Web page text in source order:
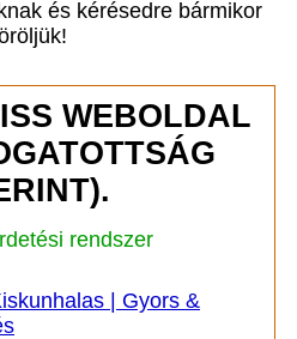
és kérésedre bármikor
WEBOLDAL
rendszer
| Gyors &